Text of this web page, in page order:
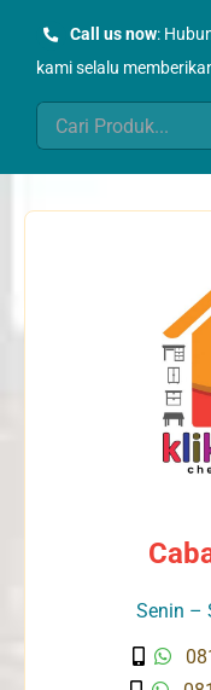
Call us now:
kami selalu
Search
for:
Senin –